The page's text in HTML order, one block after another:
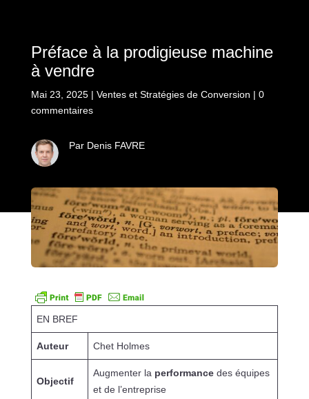
Préface à la prodigieuse machine
à vendre
Mai 23, 2025| Ventes et Stratégies de Conversion | 0
commentaires
Par Denis FAVRE
EN BREF
Auteur Chet Holmes
Objectif
Augmenter la performancedes équipes
et de l’entreprise